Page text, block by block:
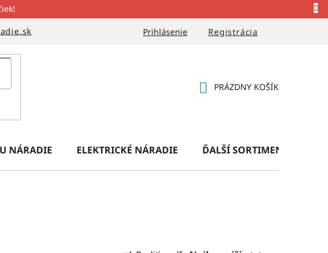
Prihlásenie Registrácia
PRÁZDNY KOŠÍK
NÁRADIE ELEKTRICKÉ NÁRADIE ĎALŠÍ SORTIMENT
R